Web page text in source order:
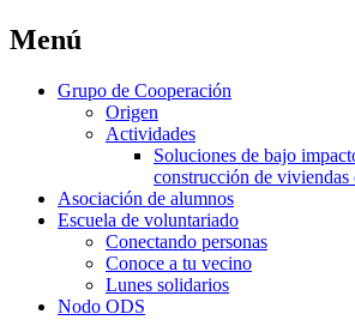
Menú
Grupo de Cooperación
Origen
Actividades
Soluciones de bajo
construcción de viviendas
Asociación de alumnos
Escuela de voluntariado
Conectando personas
Conoce a tu vecino
Lunes solidarios
Nodo ODS